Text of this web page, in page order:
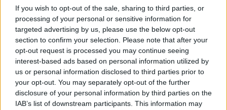
If you wish to opt-out of the sale, sharing to third parties, or
processing of your personal or sensitive information for
targeted advertising by us, please use the below opt-out
section to confirm your selection. Please note that after your
opt-out request is processed you may continue seeing
interest-based ads based on personal information utilized by
us or personal information disclosed to third parties prior to
your opt-out. You may separately opt-out of the further
disclosure of your personal information by third parties on the
IAB’s list of downstream participants. This information may
Sok felhasználó külön alkalmazásokra esküszik, pedig az
Android már évek óta olyan intelligens funkciókat kínál,
amelyek maguktól dolgoznak a háttérben.
Ez a rejtett Samsung funkció teljesen
megváltoztatja a mobilhasználatot –
sokan mégsem tudnak róla
2026.07.12| Android Central
Az Edge Panel az egyik leghasznosabb funkció, amely